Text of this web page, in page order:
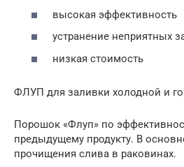
высокая эффективность
устранение неприятных
низкая стоимость
ФЛУП для заливки холодной и
Порошок «Флуп» по
предыдущему продукту. В
прочищения слива в раковинах.